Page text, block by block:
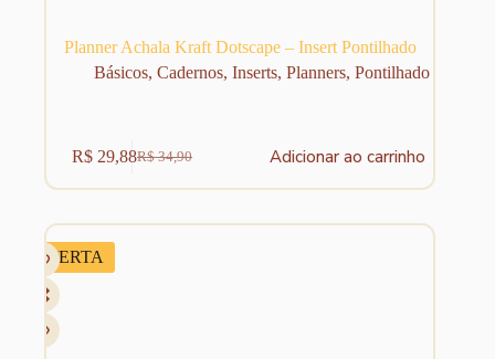
Planner Achala Kraft Dotscape – Insert Pontilhado
Básicos,Cadernos,Inserts,Planners,Pontilhado
R$34,90
O
preço
era:
R$ 29,88O
preço
é:
Adicionar ao carrinho
OFERTA